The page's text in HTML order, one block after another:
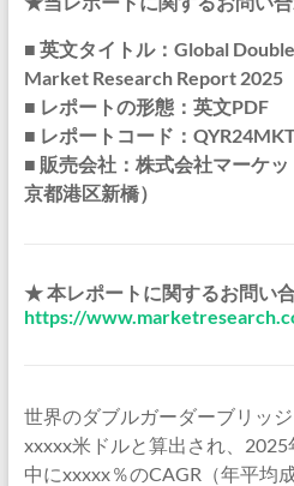
■ 英文タイトル：Global
Market Research Report 2025
■ レポートの形態：英文PDF
■ レポートコード：
■ 販売会社：株式会社マーケ
京都港区新橋）
★ 本レポートに関するお問い
https://
世界のダブルガーダーブリッ
xxxxx米ドルと算出され、
中にxxxxx％のCAGR（年平均